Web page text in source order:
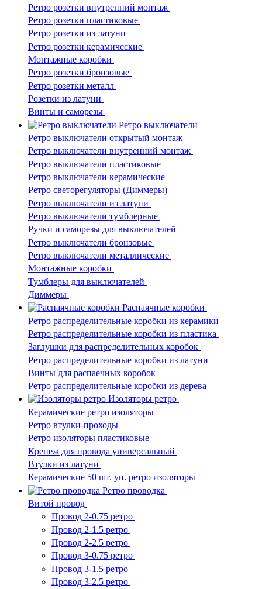
Ретро розетки внутренний монтаж
Ретро розетки пластиковые
Ретро розетки из латуни
Ретро розетки керамические
Монтажные коробки
Ретро розетки бронзовые
Ретро розетки металл
Розетки из латуни
Винты и саморезы
Ретро выключатели
Ретро выключатели открытый монтаж
Ретро выключатели внутренний монтаж
Ретро выключатели пластиковые
Ретро выключатели керамические
Ретро светорегуляторы (Диммеры)
Ретро выключатели из латуни
Ретро выключатели тумблерные
Ручки и саморезы для выключателей
Ретро выключатели бронзовые
Ретро выключатели металлические
Монтажные коробки
Тумблеры для выключателей
Диммеры
Распаячные коробки
Ретро распределительные коробки из керамики
Ретро распределительные коробки из пластика
Заглушки для распределительных коробок
Ретро распределительные коробки из латуни
Винты для распаечных коробок
Ретро распределительные коробки из дерева
Изоляторы ретро
Керамические ретро изоляторы
Ретро втулки-проходы
Ретро изоляторы пластиковые
Крепеж для провода универсальный
Втулки из латуни
Керамические 50 шт. уп. ретро изоляторы
Ретро проводка
Витой провод
Провод 2-0.75 ретро
Провод 2-1.5 ретро
Провод 2-2.5 ретро
Провод 3-0.75 ретро
Провод 3-1.5 ретро
Провод 3-2.5 ретро